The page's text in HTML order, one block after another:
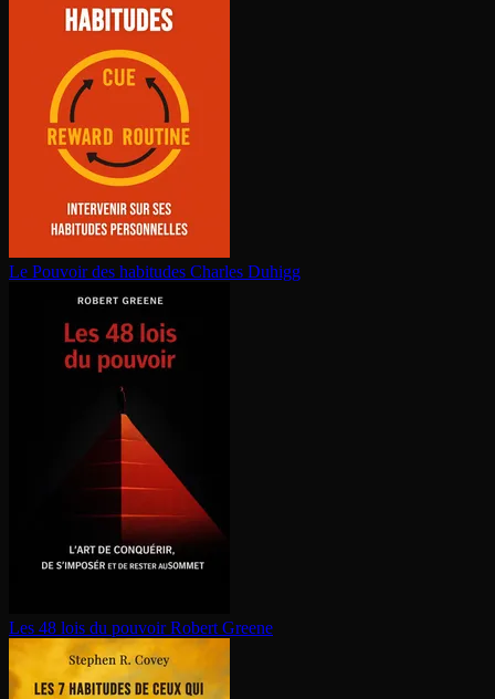
Le Pouvoir des habitudes Charles Duhigg
Les 48 lois du pouvoir Robert Greene